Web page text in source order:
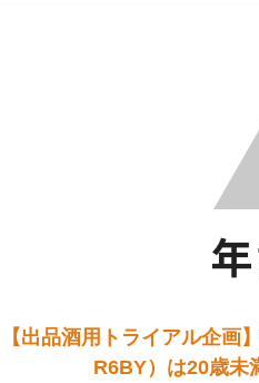
出品酒用トライアル企画
R6BY）は20歳未